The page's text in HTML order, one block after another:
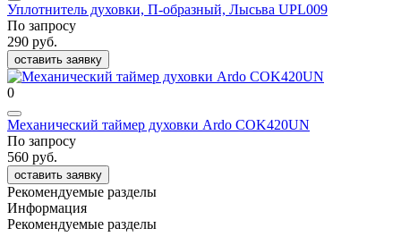
Уплотнитель духовки, П-образный, Лысьва UPL009
По запросу
290 руб.
оставить заявку
0
Механический таймер духовки Ardo COK420UN
По запросу
560 руб.
оставить заявку
Рекомендуемые разделы
Информация
Рекомендуемые разделы